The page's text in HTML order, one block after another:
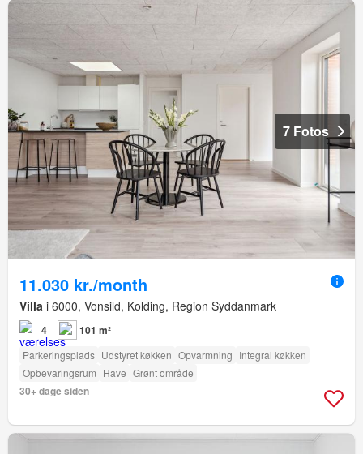
7 Fotos
11.030 kr./month
Villa i 6000, Vonsild, Kolding, Region Syddanmark
4 101 m²
Parkeringsplads Udstyret køkken Opvarmning Integral køkken
Opbevaringsrum Have Grønt område
30+ dage siden